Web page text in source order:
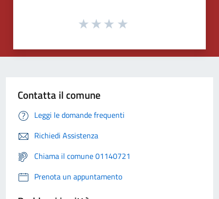
Contatta il comune
Leggi le domande frequenti
Richiedi Assistenza
Chiama il comune 01140721
Prenota un appuntamento